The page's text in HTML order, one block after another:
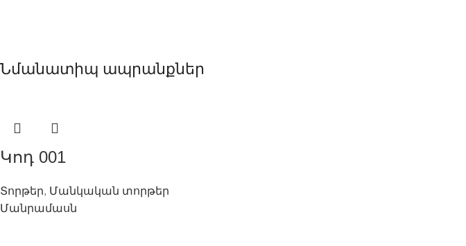
Նմանատիպ ապրանքներ
Կոդ 001
Տորթեր, Մանկական տորթեր
Մանրամասն